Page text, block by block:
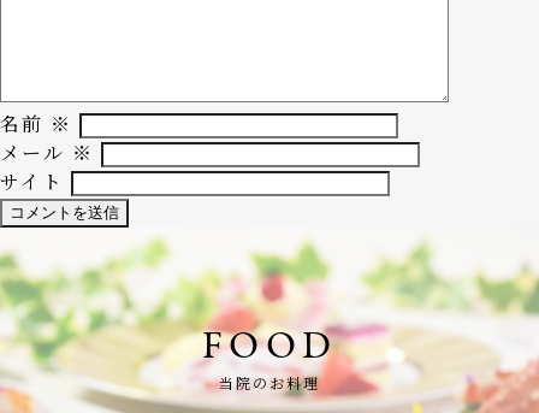
名前 ※
メール ※
サイト
FOOD
当院のお料理